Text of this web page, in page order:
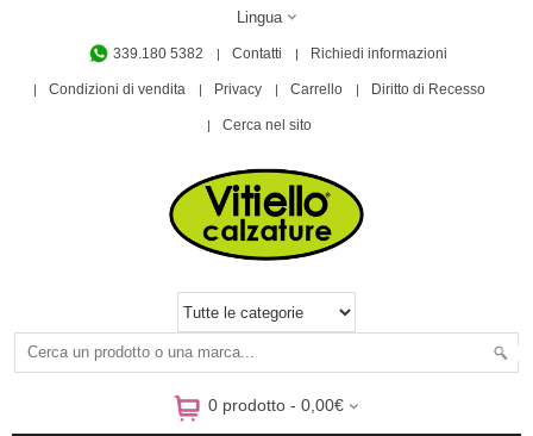
Lingua
339.180 5382 Contatti Richiedi informazioni
Condizioni di vendita Privacy Carrello Diritto di Recesso
Cerca nel sito
0 prodotto - 0,00€